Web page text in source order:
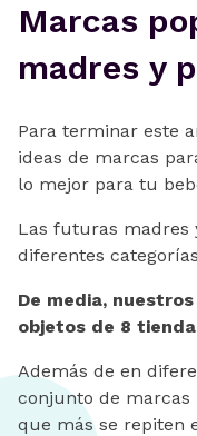
Marcas
madres y
Para terminar este
ideas de marcas
lo mejor para tu
Las futuras madres
diferentes
De media,
objetos de 8
Además de en
conjunto de marcas
que más se repiten